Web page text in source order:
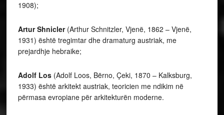
1908);
Artur Shnicler (Arthur Schnitzler, Vjenë, 1862 – Vjenë,
1931) është tregimtar dhe dramaturg austriak, me
prejardhje hebraike;
Adolf Los (Adolf Loos, Bërno, Çeki, 1870 – Kalksburg,
1933) është arkitekt austriak, teoricien me ndikim në
përmasa evropiane për arkitekturën moderne.